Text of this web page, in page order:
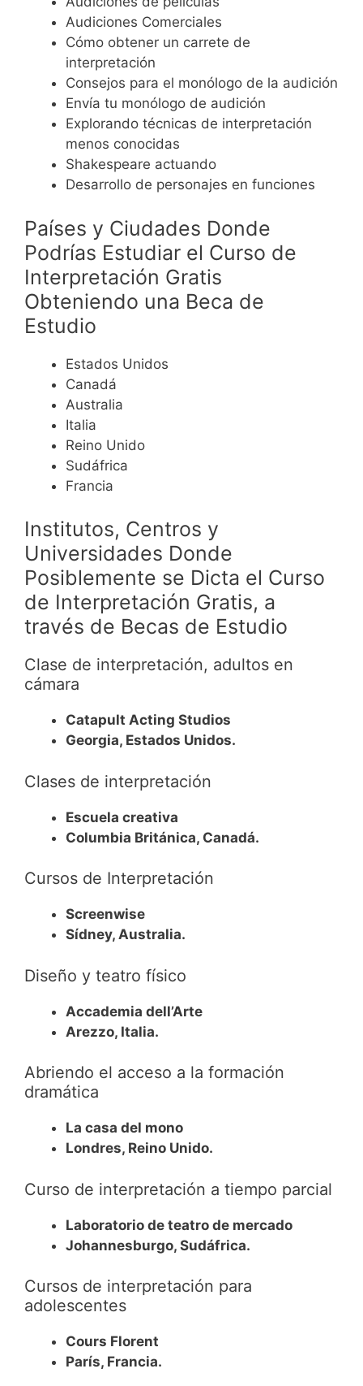
Audiciones Comerciales
Cómo obtener un carrete de
interpretación
Consejos para el monólogo de la audición
Envía tu monólogo de audición
Explorando técnicas de interpretación
menos conocidas
Shakespeare actuando
Desarrollo de personajes en funciones
Países y Ciudades Donde
Podrías Estudiar el Curso de
Interpretación Gratis
Obteniendo una Beca de
Estudio
Estados Unidos
Canadá
Australia
Italia
Reino Unido
Sudáfrica
Francia
Institutos, Centros y
Universidades Donde
Posiblemente se Dicta el Curso
de Interpretación Gratis, a
través de Becas de Estudio
Clase de interpretación, adultos en
cámara
Catapult Acting Studios
Georgia, Estados Unidos.
Clases de interpretación
Escuela creativa
Columbia Británica, Canadá.
Cursos de Interpretación
Screenwise
Sídney, Australia.
Diseño y teatro físico
Accademia dell’Arte
Arezzo, Italia.
Abriendo el acceso a la formación
dramática
La casa del mono
Londres, Reino Unido.
Curso de interpretación a tiempo parcial
Laboratorio de teatro de mercado
Johannesburgo, Sudáfrica.
Cursos de interpretación para
adolescentes
Cours Florent
París, Francia.